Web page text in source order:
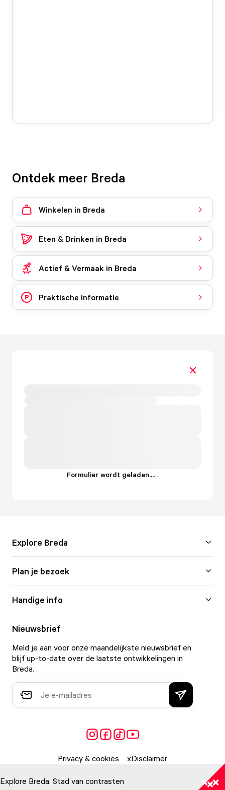
Ontdek meer Breda
Winkelen in Breda
Eten & Drinken in Breda
Actief & Vermaak in Breda
Praktische informatie
Formulier wordt geladen......
Explore Breda
Plan je bezoek
Handige info
Nieuwsbrief
Meld je aan voor onze maandelijkste nieuwsbrief en
blijf up-to-date over de laatste ontwikkelingen in
Breda.
Privacy & cookies Disclaimer
Explore Breda. Stad van contrasten